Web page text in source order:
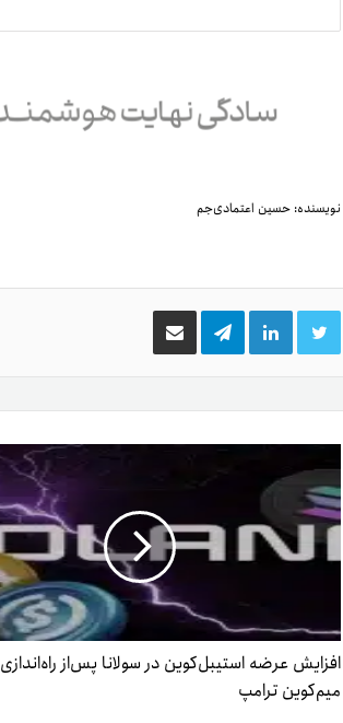
نویسنده: حسین اعتمادی‌جم
توییتر لینکدینتلگرام اشتراک
گذاری
ایمیل
افزایش عرضه استیبل‌کوین در سولانا پس‌از راه‌اندازی
میم‌کوین ترامپ